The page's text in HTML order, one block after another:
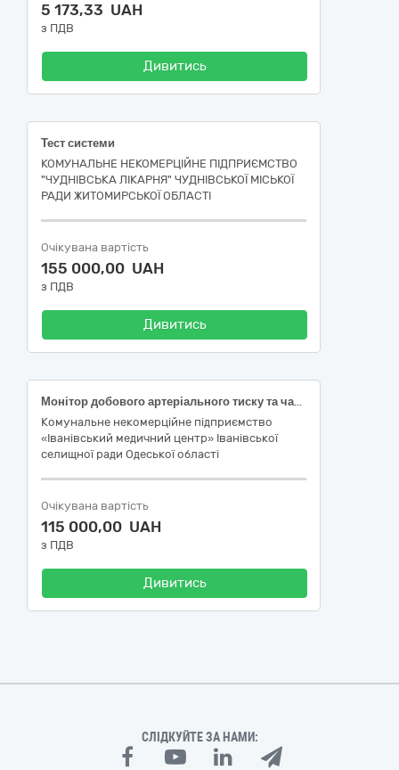
5 173,33 UAH
з ПДВ
Дивитись
Тест системи
КОМУНАЛЬНЕ НЕКОМЕРЦІЙНЕ ПІДПРИЄМСТВО
"ЧУДНІВСЬКА ЛІКАРНЯ" ЧУДНІВСЬКОЇ МІСЬКОЇ
РАДИ ЖИТОМИРСЬКОЇ ОБЛАСТІ
Очікувана вартість
155 000,00 UAH
з ПДВ
Дивитись
Монітор добового артеріального тиску та частоти серцевих скорочень Heaco ABPM50 ( або еквівалент)
Комунальне некомерційне підприємство
«Іванівський медичний центр» Іванівської
селищної ради Одеської області
Очікувана вартість
115 000,00 UAH
з ПДВ
Дивитись
СЛІДКУЙТЕ ЗА НАМИ: